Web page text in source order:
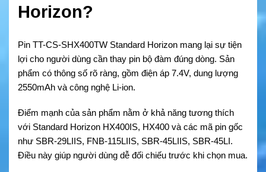
Horizon?
Pin TT-CS-SHX400TW Standard Horizon mang lại sự tiện
lợi cho người dùng cần thay pin bộ đàm đúng dòng. Sản
phẩm có thông số rõ ràng, gồm điện áp 7.4V, dung lượng
2550mAh và công nghệ Li-ion.
Điểm mạnh của sản phẩm nằm ở khả năng tương thích
với Standard Horizon HX400IS, HX400 và các mã pin gốc
như SBR-29LIIS, FNB-115LIIS, SBR-45LIIS, SBR-45LI.
Điều này giúp người dùng dễ đối chiếu trước khi chọn mua.